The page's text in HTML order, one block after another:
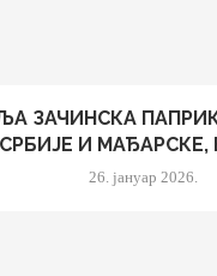
ЗАЧИНСКА
СРБИЈЕ И МАЂАРСКЕ,
26. јануар 2026.